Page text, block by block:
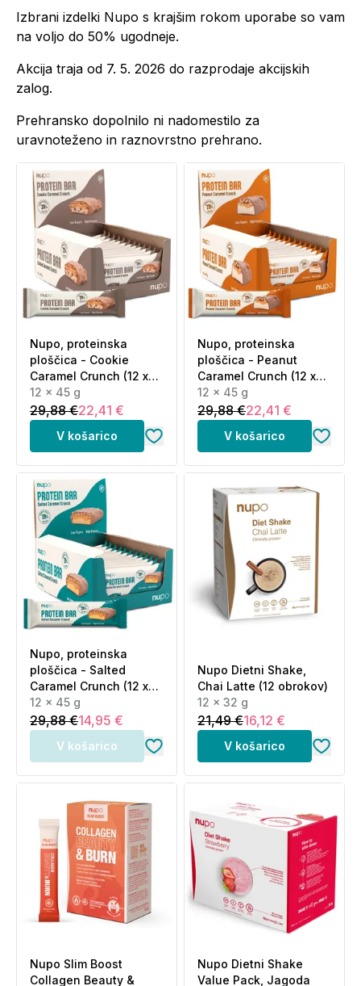
Izbrani izdelki Nupo s krajšim rokom uporabe so vam
na voljo do 50% ugodneje.
Akcija traja od 7. 5. 2026 do razprodaje akcijskih
zalog.
Prehransko dopolnilo ni nadomestilo za
uravnoteženo in raznovrstno prehrano.
Nupo, proteinska
ploščica - Cookie
Caramel Crunch (12 x
45 g)
12 x 45 g
29,88 €22,41 €
V košarico
Nupo, proteinska
ploščica - Peanut
Caramel Crunch (12 x
45 g)
12 x 45 g
29,88 €22,41 €
V košarico
Nupo, proteinska
ploščica - Salted
Caramel Crunch (12 x
45 g)
12 x 45 g
29,88 €14,95 €
V košarico
Nupo Dietni Shake,
Chai Latte (12 obrokov)
12 x 32 g
21,49 €16,12 €
V košarico
Nupo Slim Boost
Collagen Beauty &
Nupo Dietni Shake
Value Pack, Jagoda